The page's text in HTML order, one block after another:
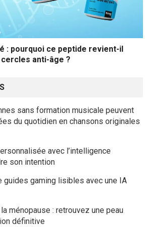
: pourquoi ce peptide revient-il
anti-âge ?
sans formation musicale peuvent
du quotidien en chansons originales
avec l’intelligence
son intention
guides gaming lisibles avec une IA
ménopause : retrouvez une peau
définitive